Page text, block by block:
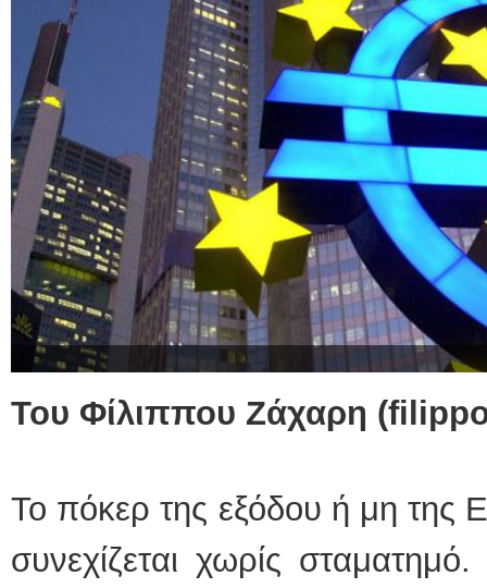
Του Φίλιππου Ζάχαρη
Το πόκερ της εξόδου ή μη της
συνεχίζεται χωρίς